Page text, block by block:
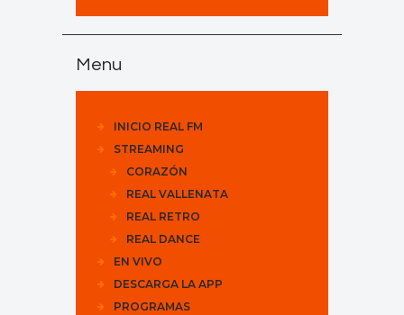
Menu
INICIO REAL FM
STREAMING
CORAZÓN
REAL VALLENATA
REAL RETRO
REAL DANCE
EN VIVO
DESCARGA LA APP
PROGRAMAS